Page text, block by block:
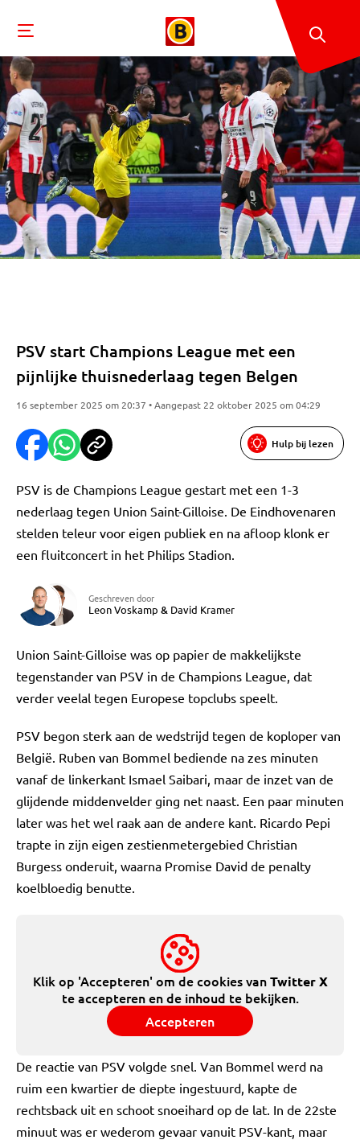
PSV start Champions League met een
pijnlijke thuisnederlaag tegen Belgen
16 september 2025 om 20:37 • Aangepast 22 oktober 2025 om 04:29
Hulp bij lezen
PSV is de Champions League gestart met een 1-3
nederlaag tegen Union Saint-Gilloise. De Eindhovenaren
stelden teleur voor eigen publiek en na afloop klonk er
een fluitconcert in het Philips Stadion.
Geschreven door
Leon Voskamp & David Kramer
Union Saint-Gilloise was op papier de makkelijkste
tegenstander van PSV in de Champions League, dat
verder veelal tegen Europese topclubs speelt.
PSV begon sterk aan de wedstrijd tegen de koploper van
België. Ruben van Bommel bediende na zes minuten
vanaf de linkerkant Ismael Saibari, maar de inzet van de
glijdende middenvelder ging net naast. Een paar minuten
later was het wel raak aan de andere kant. Ricardo Pepi
trapte in zijn eigen zestienmetergebied Christian
Burgess onderuit, waarna Promise David de penalty
koelbloedig benutte.
Klik op 'Accepteren' om de cookies vanTwitter X
te accepteren en de inhoud te bekijken.
Accepteren
De reactie van PSV volgde snel. Van Bommel werd na
ruim een kwartier de diepte ingestuurd, kapte de
rechtsback uit en schoot snoeihard op de lat. In de 22ste
minuut was er wederom gevaar vanuit PSV-kant, maar